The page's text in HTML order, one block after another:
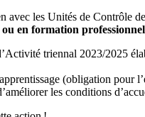
avec les Unités de Contrôle
en formation
triennal 2023/2025
(obligation pour
les conditions